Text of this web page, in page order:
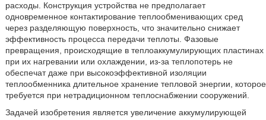
расходы. Конструкция устройства не предполагает
одновременное контактирование теплообменивающих сред
через разделяющую поверхность, что значительно снижает
эффективность процесса передачи теплоты. Фазовые
превращения, происходящие в теплоаккумулирующих пластинах
при их нагревании или охлаждении, из-за теплопотерь не
обеспечат даже при высокоэффективной изоляции
теплообменника длительное хранение тепловой энергии, которое
требуется при нетрадиционном теплоснабжении сооружений.
Задачей изобретения является увеличение аккумулирующей